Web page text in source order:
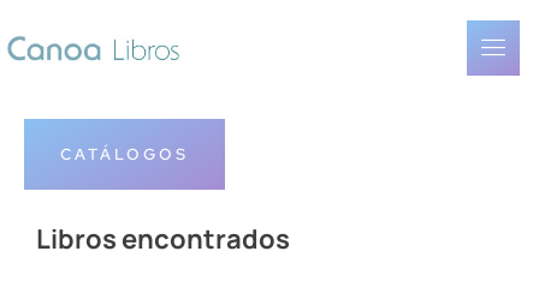
CATÁLOGOS
Libros encontrados